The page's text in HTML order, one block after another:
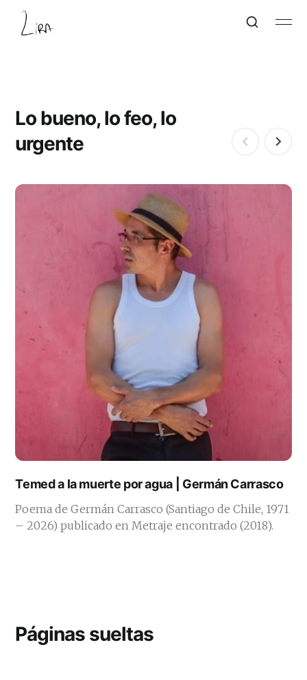
Lo bueno, lo feo, lo
urgente
Temed a la muerte por agua | Germán Carrasco
Poema de Germán Carrasco (Santiago de Chile, 1971
– 2026) publicado en Metraje encontrado (2018).
Páginas sueltas